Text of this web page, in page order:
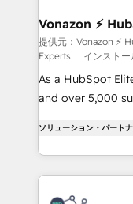
strategies that deliver
is to empower
—faster. Through
responsiveness,
your team to
customer
Vonazon ⚡
Strategy
提供元：Vonazon ⚡
Experts
インスト
As a HubSpot
and over 5,000
measurable,
enterprise-grade
builds scalable
revenue. ⚙️ HubSpot Integration & Optimization •
ソリューション・パート